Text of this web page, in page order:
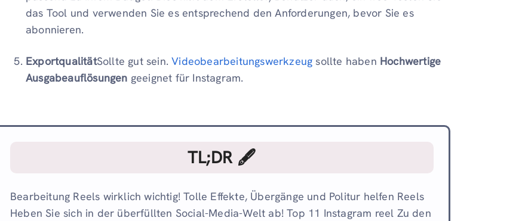
das Tool und verwenden Sie es entsprechend den Anforderungen, bevor Sie es
abonnieren.
ExportqualitätSollte gut sein.Videobearbeitungswerkzeug sollte haben Hochwertige
Ausgabeauflösungen geeignet für Instagram.
TL;DR 🖋
Bearbeitung Reels wirklich wichtig! Tolle Effekte, Übergänge und Politur helfen Reels
Heben Sie sich in der überfüllten Social-Media-Welt ab! Top 11 Instagram reel Zu den